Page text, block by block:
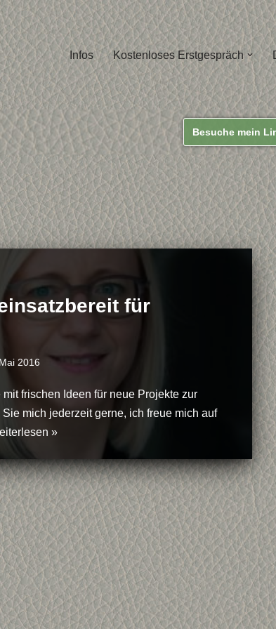
Infos Kostenloses Erstgespräch
Besuche mein
für
2016
mit frischen Ideen für neue Projekte zur
mich jederzeit gerne, ich freue mich auf
»